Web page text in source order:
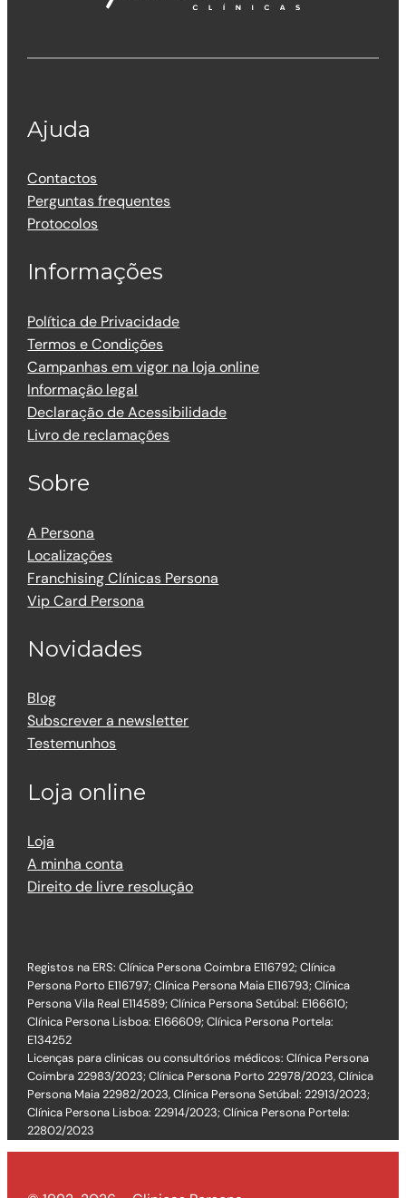
Ajuda
Contactos
Perguntas frequentes
Protocolos
Informações
Política de Privacidade
Termos e Condições
Campanhas em vigor na loja online
Informação legal
Declaração de Acessibilidade
Livro de reclamações
Sobre
A Persona
Localizações
Franchising Clínicas Persona
Vip Card Persona
Novidades
Blog
Subscrever a newsletter
Testemunhos
Loja online
Loja
A minha conta
Direito de livre resolução
Registos na ERS: Clínica Persona Coimbra E116792; Clínica
Persona Porto E116797; Clínica Persona Maia E116793; Clínica
Persona Vila Real E114589; Clínica Persona Setúbal: E166610;
Clínica Persona Lisboa: E166609; Clínica Persona Portela:
E134252
Licenças para clinicas ou consultórios médicos: Clínica Persona
Coimbra 22983/2023; Clínica Persona Porto 22978/2023, Clínica
Persona Maia 22982/2023, Clínica Persona Setúbal: 22913/2023;
Clínica Persona Lisboa: 22914/2023; Clínica Persona Portela:
22802/2023